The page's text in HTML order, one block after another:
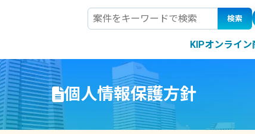
検索
KIPオンライ
個人情報保護方針